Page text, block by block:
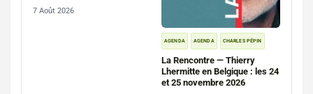
7 Août 2026
AGENDA AGENDA CHARLES PÉPIN
La Rencontre — Thierry
Lhermitte en Belgique : les 24
et 25 novembre 2026